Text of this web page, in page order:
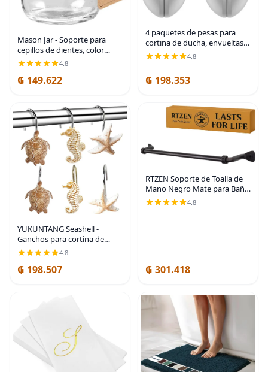
Mason Jar - Soporte para
cepillos de dientes, color
negro con tarro Mason de 16
onzas | Premium Rustproof
304 Stainless Steel Lid and
4.8
₲ 149.622
4 paquetes de pesas para
cortina de ducha, envueltas
en silicona magnéticas,
resistentes, clips de forro de
calidad,
4.8
₲ 198.353
YUKUNTANG Seashell -
Ganchos para cortina de
ducha, 12 piezas de anillos de
cortina de ducha de resina
decorativa antioxidante para
4.8
₲ 198.507
RTZEN Soporte de Toalla de
Mano Negro Mate para Baño
- Barra de Cocina de Hierro
Forjado de Estilo Granja
4.8
₲ 301.418